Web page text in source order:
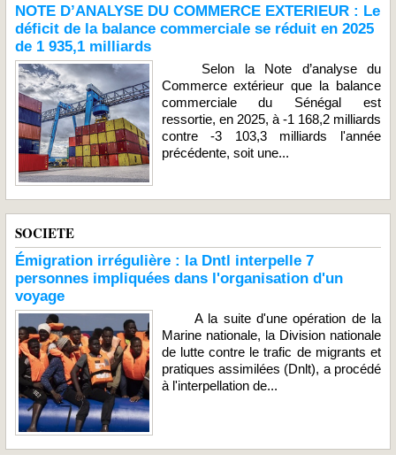
NOTE D’ANALYSE DU COMMERCE EXTERIEUR : Le
déficit de la balance commerciale se réduit en 2025
de 1 935,1 milliards
Selon la Note d’analyse du
Commerce extérieur que la balance
commerciale du Sénégal est
ressortie, en 2025, à -1 168,2 milliards
contre -3 103,3 milliards l'année
précédente, soit une...
SOCIETE
Émigration irrégulière : la Dntl interpelle 7
personnes impliquées dans l'organisation d'un
voyage
A la suite d'une opération de la
Marine nationale, la Division nationale
de lutte contre le trafic de migrants et
pratiques assimilées (Dnlt), a procédé
à l'interpellation de...